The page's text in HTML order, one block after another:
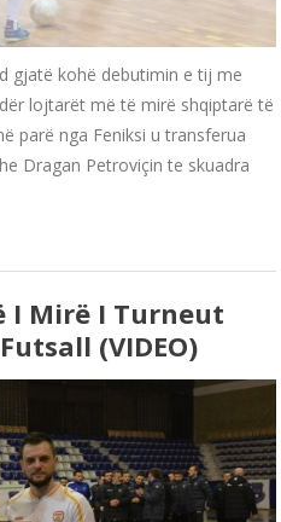
gjatë kohë debutimin e tij me
lojtarët më të mirë shqiptarë të
parë nga Feniksi u transferua
Dragan Petroviçin te skuadra
I Mirë I Turneut
(VIDEO)